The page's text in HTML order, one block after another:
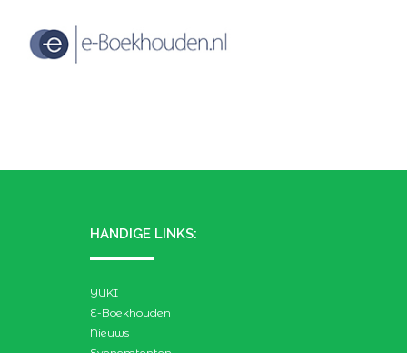
HANDIGE LINKS:
YUKI
E-Boekhouden
Nieuws